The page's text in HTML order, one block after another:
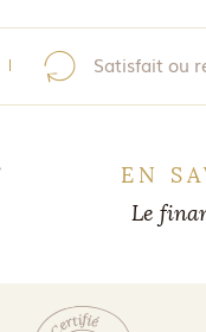
Satisfait ou
EN
Le